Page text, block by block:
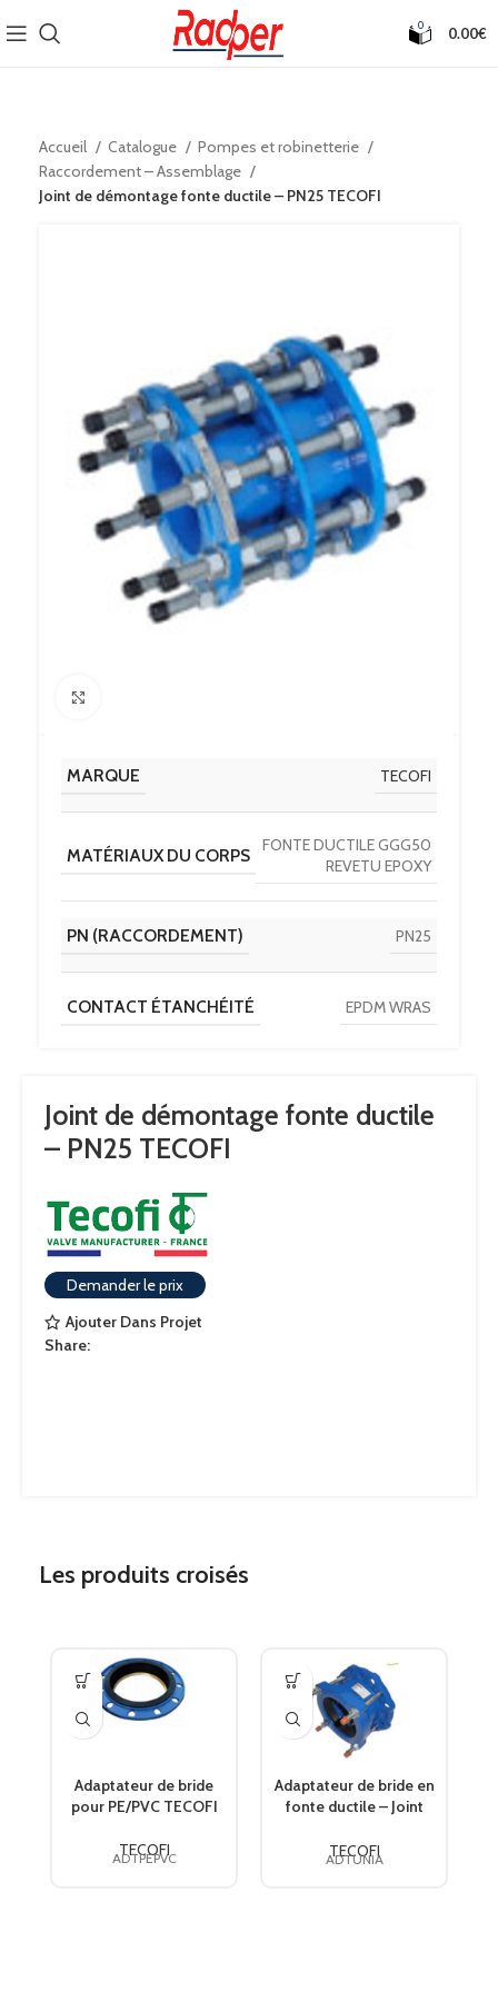
0 0.00€
Accueil Catalogue
Pompes et robinetterie
Raccordement – Assemblage
Joint de démontage fonte ductile – PN25 TECOFI
MARQUE TECOFI
MATÉRIAUX DU CORPS
FONTE DUCTILE GGG50
REVETU EPOXY
PN (RACCORDEMENT) PN25
CONTACT ÉTANCHÉITÉ EPDM WRAS
Joint de démontage fonte ductile
– PN25 TECOFI
Demander le prix
Ajouter Dans Projet
Share:
Les produits croisés
Adaptateur de bride
pour PE/PVC TECOFI
TECOFI
ADTPEPVC
Adaptateur de bride en
fonte ductile – Joint
TECOFI
ADTUNIA